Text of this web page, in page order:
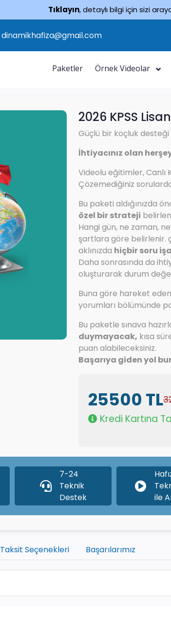
Tıklayın, detaylı bilgi için sizi
dinamikhafiza@gmail.com
Paketler Örnek Videolar
2026 KPSS
Güçlü bir koçluk
İhtiyacınız olan
Videolu eğitimler, Canlı
Çözemediğiniz
Bu paketi aldığınızda
özel bir strateji
Hangi gün, ne zaman,
şartlara göre belirlenir.
aklınızda hiçbir soru
Daha sonrasında da
oluşturarak durum
Buna göre hareket
yorumları bölümünde
Bu paketle sınava
duymayacak, kısa
puan alabileceksiniz.
Başarıya giden yol
25500 TL
Kredi Kartına
7-24
Teknik
Destek
ile
Taksit Seçenekleri Başarılarımız